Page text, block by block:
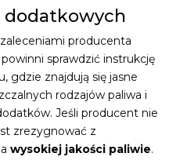
dodatkowych
sprawdzić instrukcję
gdzie znajdują się jasne
rodzajów paliwa i
Jeśli producent nie
zrezygnować z
wysokiej jakości paliwie.